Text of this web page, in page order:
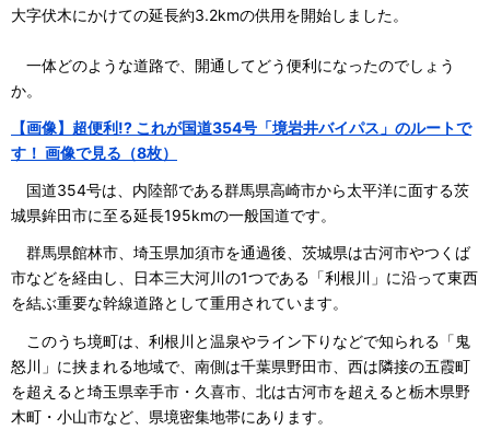
大字伏木にかけての延長約3.2kmの供用を開始しました。
一体どのような道路で、開通してどう便利になったのでしょう
か。
【画像】超便利!? これが国道354号「境岩井バイパス」のルートで
す！ 画像で見る（8枚）
国道354号は、内陸部である群馬県高崎市から太平洋に面する茨
城県鉾田市に至る延長195kmの一般国道です。
群馬県館林市、埼玉県加須市を通過後、茨城県は古河市やつくば
市などを経由し、日本三大河川の1つである「利根川」に沿って東西
を結ぶ重要な幹線道路として重用されています。
このうち境町は、利根川と温泉やライン下りなどで知られる「鬼
怒川」に挟まれる地域で、南側は千葉県野田市、西は隣接の五霞町
を超えると埼玉県幸手市・久喜市、北は古河市を超えると栃木県野
木町・小山市など、県境密集地帯にあります。